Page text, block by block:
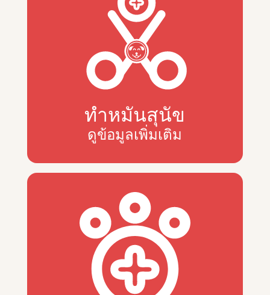
ทำหมันสุนัข
ดูข้อมูลเพิ่มเติม